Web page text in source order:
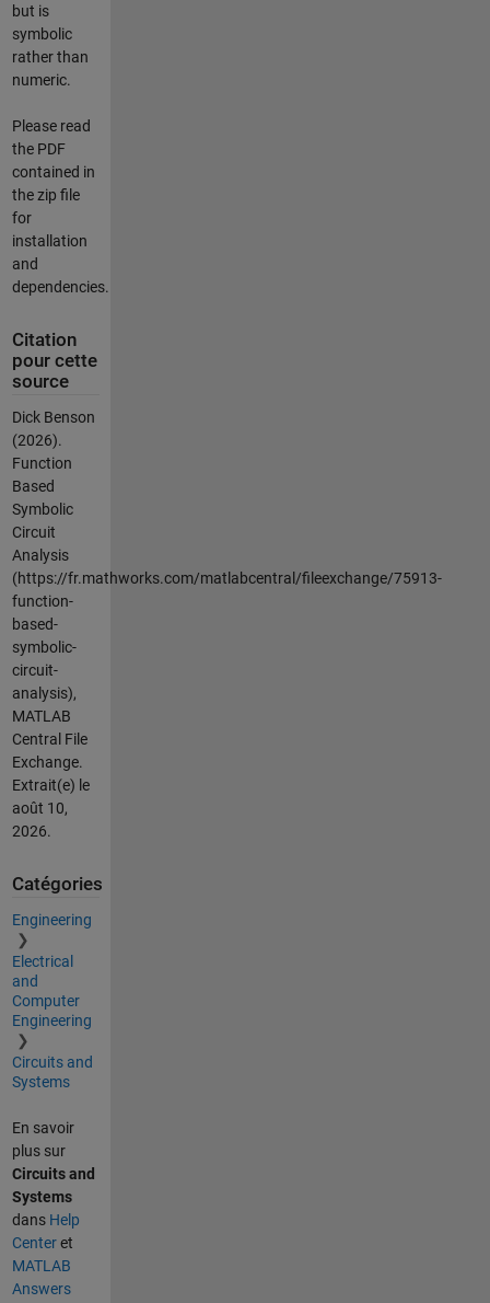
but is
symbolic
rather than
numeric.
Please read
the PDF
contained in
the zip file
for
installation
and
dependencies.
Citation
pour cette
source
Dick Benson
(2026).
Function
Based
Symbolic
Circuit
Analysis
(https://fr.mathworks.com/matlabcentral/fileexchange/75913-
function-
based-
symbolic-
circuit-
analysis),
MATLAB
Central File
Exchange.
Extrait(e) le
août 10,
2026.
Catégories
Engineering
Electrical
and
Computer
Engineering
Circuits and
Systems
En savoir
plus sur
Circuits and
Systems
dans Help
Centeret
MATLAB
Answers